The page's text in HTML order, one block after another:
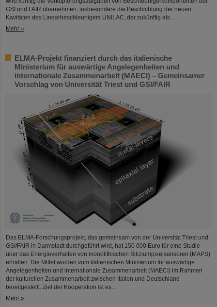
GSI und FAIR übernehmen, insbesondere die Beschichtung der neuen
Kavitäten des Linearbeschleunigers UNILAC, der zukünftig als…
Mehr »
ELMA-Projekt finanziert durch das italienische
Ministerium für auswärtige Angelegenheiten und
internationale Zusammenarbeit (MAECI) – Gemeinsamer
Vorschlag von Universität Triest und GSI/FAIR
Das ELMA-Forschungsprojekt, das gemeinsam von der Universität Triest und
GSI/FAIR in Darmstadt durchgeführt wird, hat 150 000 Euro für eine Studie
über das Energieverhalten von monolithischen Siliziumpixelsensoren (MAPS)
erhalten. Die Mittel wurden vom italienischen Ministerium für auswärtige
Angelegenheiten und internationale Zusammenarbeit (MAECI) im Rahmen
der kulturellen Zusammenarbeit zwischen Italien und Deutschland
bereitgestellt. Ziel der Kooperation ist es...
Mehr »